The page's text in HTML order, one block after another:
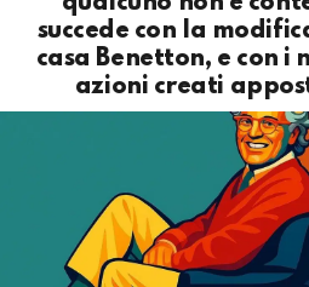
succede con la
casa Benetton, e con i
azioni creati